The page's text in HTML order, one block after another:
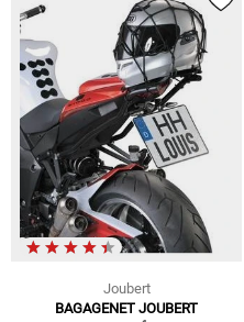
Joubert
BAGAGENET JOUBERT